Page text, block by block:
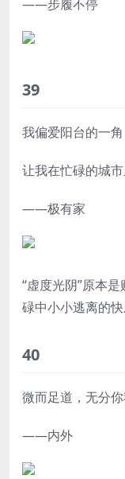
——步履不停
39
我偏爱阳台的一角
让我在忙碌的城
——极有家
“虚度光阴”原本
碌中小小逃离的快
40
微而足道，无分
——内外